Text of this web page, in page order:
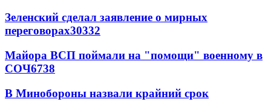
Зеленский сделал заявление о мирных
переговорах30332
Майора ВСП поймали на "помощи" военному в
СОЧ6738
В Минобороны назвали крайний срок